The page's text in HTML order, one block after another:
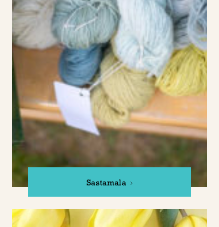
Sastamala